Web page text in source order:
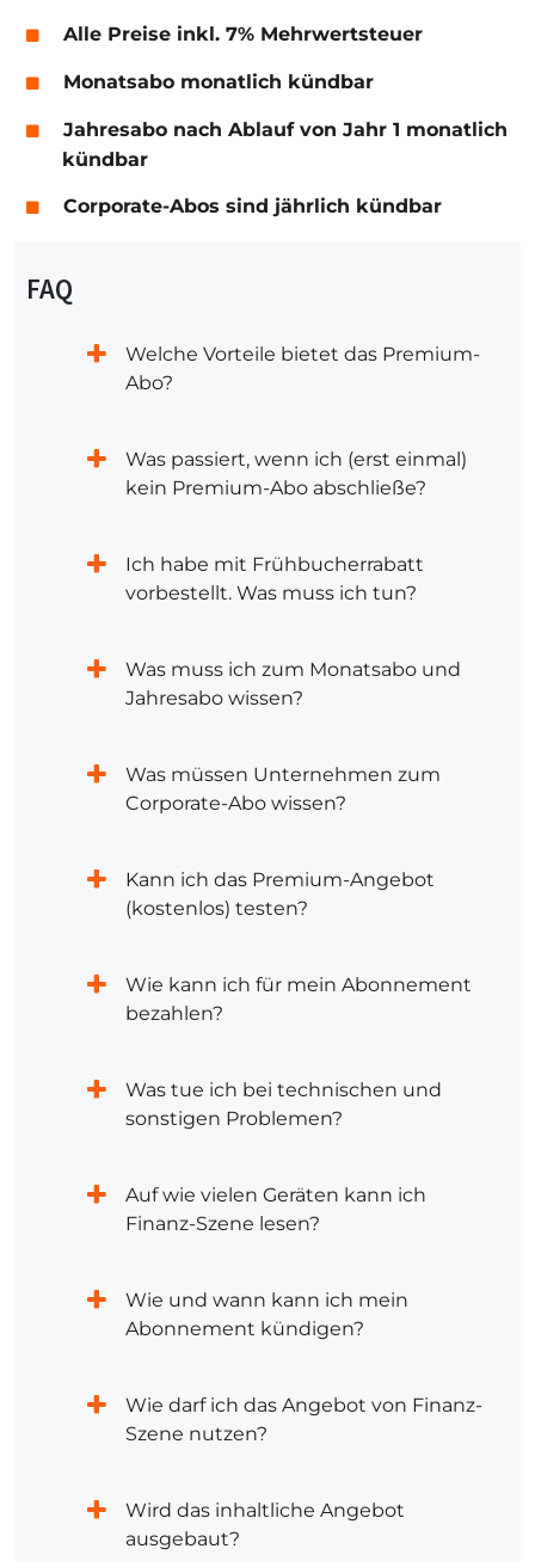
Alle Preise inkl. 7% Mehrwertsteuer
Monatsabo monatlich kündbar
Jahresabo nach Ablauf von Jahr 1 monatlich
kündbar
Corporate-Abos sind jährlich kündbar
FAQ
Welche Vorteile bietet das Premium-
Abo?
Was passiert, wenn ich (erst einmal)
kein Premium-Abo abschließe?
Ich habe mit Frühbucherrabatt
vorbestellt. Was muss ich tun?
Was muss ich zum Monatsabo und
Jahresabo wissen?
Was müssen Unternehmen zum
Corporate-Abo wissen?
Kann ich das Premium-Angebot
(kostenlos) testen?
Wie kann ich für mein Abonnement
bezahlen?
Was tue ich bei technischen und
sonstigen Problemen?
Auf wie vielen Geräten kann ich
Finanz-Szene lesen?
Wie und wann kann ich mein
Abonnement kündigen?
Wie darf ich das Angebot von Finanz-
Szene nutzen?
Wird das inhaltliche Angebot
ausgebaut?